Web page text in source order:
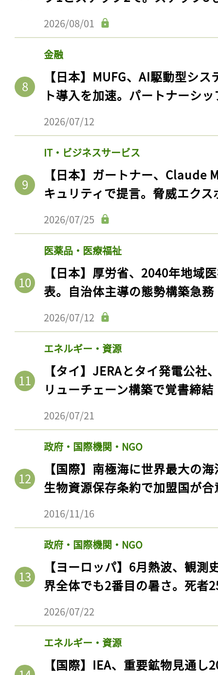
2026/08/01
金融
【日本】MUFG、AI駆動型シ
ト導入を加速。パートナーシ
2026/07/12
IT・ビジネスサービス
【日本】ガートナー、Claude
キュリティで提言。脅威エク
2026/07/25
医薬品・医療福祉
【日本】厚労省、2040年地域
表。自治体主導の態勢構築急務
2026/07/12
エネルギー・資源
【タイ】JERAとタイ発電公社
リューチェーン構築で覚書締結
2026/07/21
政府・国際機関・NGO
【国際】南極海に世界最大の
生物資源保存条約で加盟国が合
2016/11/16
政府・国際機関・NGO
【ヨーロッパ】6月熱波、観
界全体でも2番目の暑さ。死者
2026/07/22
エネルギー・資源
【国際】IEA、重要鉱物見通